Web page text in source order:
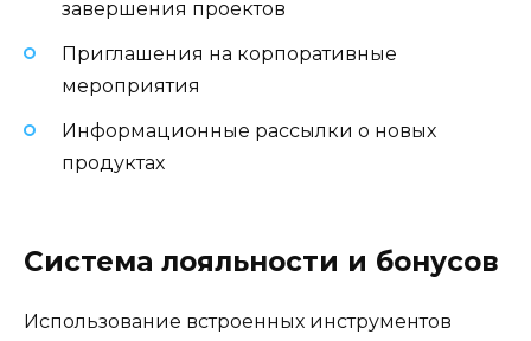
завершения проектов
Приглашения на корпоративные
мероприятия
Информационные рассылки о новых
продуктах
Система лояльности и бонусов
Использование встроенных инструментов